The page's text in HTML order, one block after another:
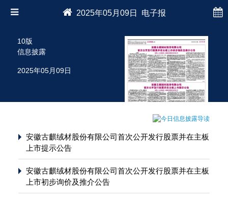
2025年05月09日 电子报
10版
信息披露
2025年05月09日
安徽古麒绒材股份有限公司首次公开发行股票并在主板
上市提示公告
安徽古麒绒材股份有限公司首次公开发行股票并在主板
上市初步询价及推介公告